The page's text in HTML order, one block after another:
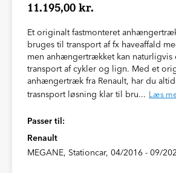
11.195,00 kr.
Et originalt fastmonteret
bruges til transport af fx haveaffald
men anhængertrækket kan naturligvis
transport af cykler og lign. Med et
anhængertræk fra Renault, har du
trasnsport løsning klar til bru... Læs
Passer til:
Renault
MEGANE, Stationcar, 04/2016 - 09/